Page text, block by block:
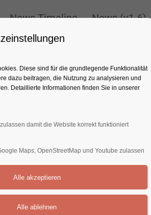
News Timeline News (v1-6)
Diese sind für die grundlegende Funktionalität
dazu beitragen, die Nutzung zu analysieren und
Detaillierte Informationen finden Sie in unserer
damit die Website korrekt funktioniert
Maps, OpenStreetMap und Youtube zulassen
News Timeline News (v1-6)